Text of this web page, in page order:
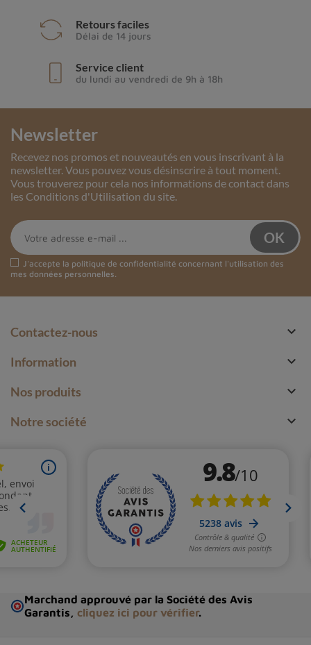
Retours faciles
Délai de 14 jours
Service client
du lundi au vendredi de 9h à 18h
Newsletter
Recevez nos promos et nouveautés en vous inscrivant à la
newsletter. Vous pouvez vous désinscrire à tout moment.
Vous trouverez pour cela nos informations de contact dans
les Conditions d'Utilisation du site.
J'accepte la politique de confidentialité concernant l'utilisation des
mes données personnelles.
Contactez-nous 
Information 
Nos produits 
Notre société 
Marchand approuvé par la Société des Avis
Garantis, cliquez ici pour vérifier.